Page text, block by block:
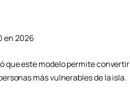
en 2026
que este modelo permite convertir
más vulnerables de la isla.